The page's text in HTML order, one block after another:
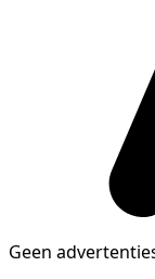
Geen